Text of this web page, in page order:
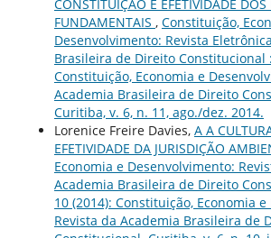
CONSTITUIÇÃO E EFETIVIDADE DOS
FUNDAMENTAIS , Constituição,
Desenvolvimento: Revista
Brasileira de Direito Constitucional
Constituição, Economia e
Academia Brasileira de Direito
Curitiba, v. 6, n. 11, ago./dez. 2014.
Lorenice Freire Davies, A A
EFETIVIDADE DA JURISDIÇÃO
Economia e Desenvolvimento:
Academia Brasileira de Direito
10 (2014): Constituição, Economia
Revista da Academia Brasileira de